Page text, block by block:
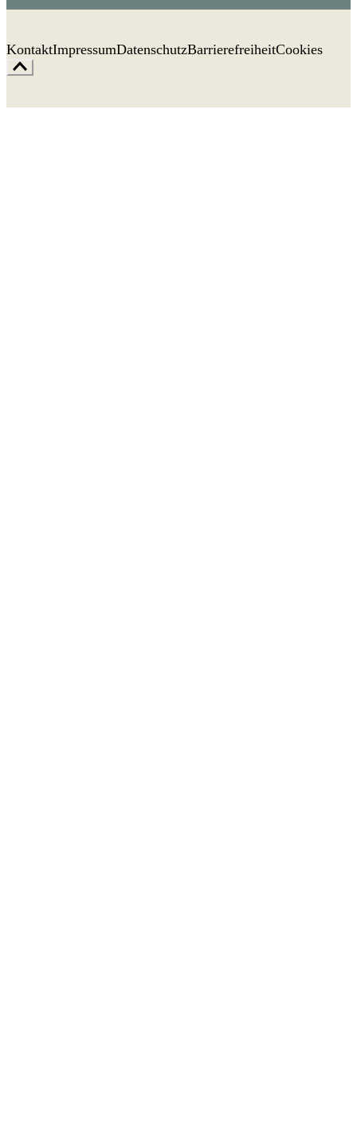
KontaktImpressumDatenschutzBarrierefreiheitCookies